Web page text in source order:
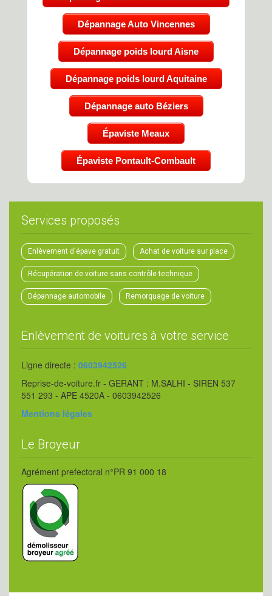
Dépannage Auto Vincennes
Dépannage poids lourd Aisne
Dépannage poids lourd Aquitaine
Dépannage auto Béziers
Épaviste Meaux
Épaviste Pontault-Combault
Services proposés
Enlèvement d'épave gratuit Achat de voiture sur place
Récupération de voiture sans contrôle technique
Dépannage automobile Remorquage de voiture
Enlèvement de voitures à votre service
Ligne directe : 0603942526
Reprise-de-voiture.fr - GERANT : M.SALHI - SIREN 537
551 293 - APE 4520A - 0603942526
Mentions légales
Le Broyeur
Agrément prefectoral n°PR 91 000 18